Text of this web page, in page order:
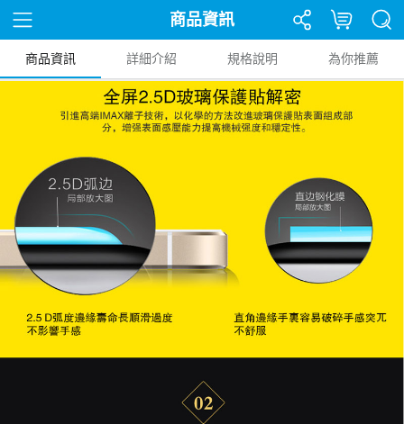
商品資訊
商品資訊 詳細介紹 規格說明 為你推薦